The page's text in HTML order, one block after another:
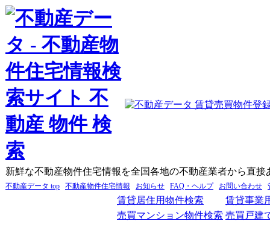
新鮮な不動産物件住宅情報を全国各地の不動産業者から直接
不動産データ top 不動産物件住宅情報 お知らせ FAQ・ヘルプ お問い合わせ
賃貸居住用物件検索
賃貸事業
売買マンション物件検索 売買戸建